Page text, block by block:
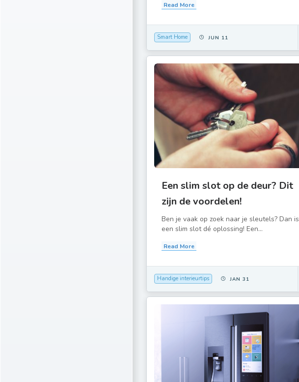
Read More
Smart Home JUN 11
Een slim slot op de deur? Dit
zijn de voordelen!
Ben je vaak op zoek naar je sleutels? Dan is
een slim slot dé oplossing! Een...
Read More
Handige interieurtips JAN 31